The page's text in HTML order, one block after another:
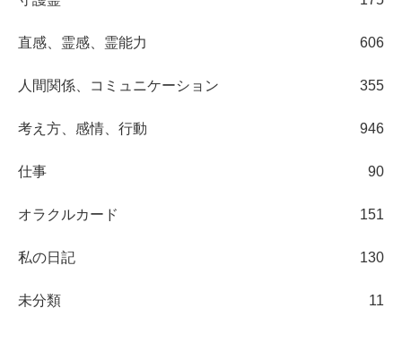
直感、霊感、霊能力 606
人間関係、コミュニケーション 355
考え方、感情、行動 946
仕事 90
オラクルカード 151
私の日記 130
未分類 11